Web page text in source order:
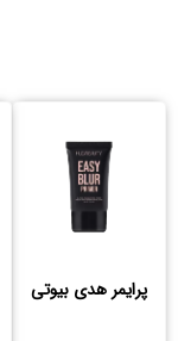
پرایمر هدی بیوتی